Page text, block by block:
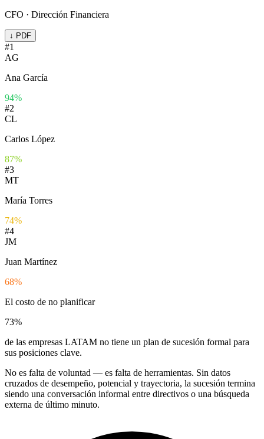
CFO · Dirección Financiera
↓ PDF
#1
AG
Ana García
94%
#2
CL
Carlos López
87%
#3
MT
María Torres
74%
#4
JM
Juan Martínez
68%
El costo de no planificar
73%
de las empresas LATAM no tiene un plan de sucesión formal para
sus posiciones clave.
No es falta de voluntad — es falta de herramientas. Sin datos
cruzados de desempeño, potencial y trayectoria, la sucesión termina
siendo una conversación informal entre directivos o una búsqueda
externa de último minuto.